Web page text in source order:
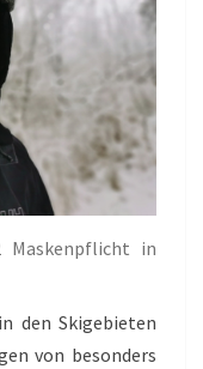
Maskenpflicht in
den Skigebieten
von besonders